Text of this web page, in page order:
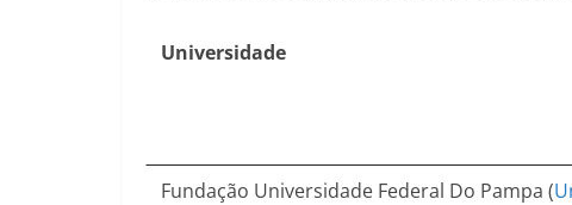
Universidade
Fundação Universidade Federal Do Pampa (